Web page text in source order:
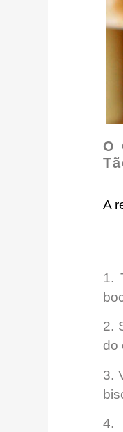
O
A
1.
2.
do
3.
4.